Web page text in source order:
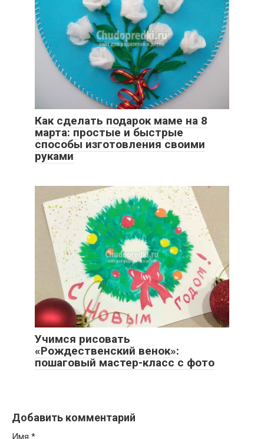
Как сделать подарок маме на 8
марта: простые и быстрые
способы изготовления своими
руками
Учимся рисовать
«Рождественский венок»:
пошаговый мастер-класс с фото
Добавить комментарий
Имя *